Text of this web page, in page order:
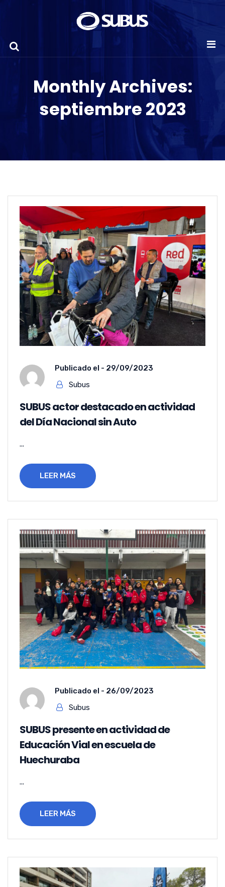
Monthly Archives:
septiembre 2023
Publicado el - 29/09/2023
Subus
SUBUS actor destacado en actividad
del Día Nacional sin Auto
...
LEER MÁS
Publicado el - 26/09/2023
Subus
SUBUS presente en actividad de
Educación Vial en escuela de
Huechuraba
...
LEER MÁS